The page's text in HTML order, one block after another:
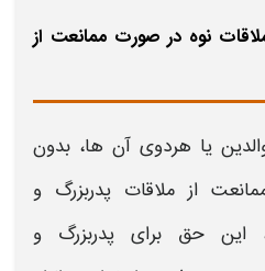
نوه در صورت ممانعت از
یا هردوی آن ها، بدون
از ملاقات پدربزرگ و
این حق برای پدربزرگ و